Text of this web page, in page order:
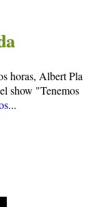
horas, Albert Pla
show "Tenemos
...